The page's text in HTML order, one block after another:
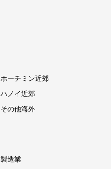
ホーチミン近郊
ハノイ近郊
その他海外
製造業